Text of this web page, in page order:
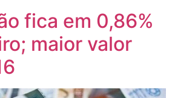
fica em 0,86%
maior valor